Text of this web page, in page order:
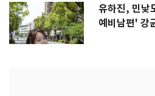
유하진, 민
예비남편' 강